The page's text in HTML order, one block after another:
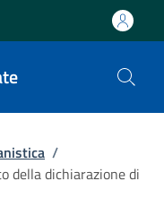
/
della dichiarazione di